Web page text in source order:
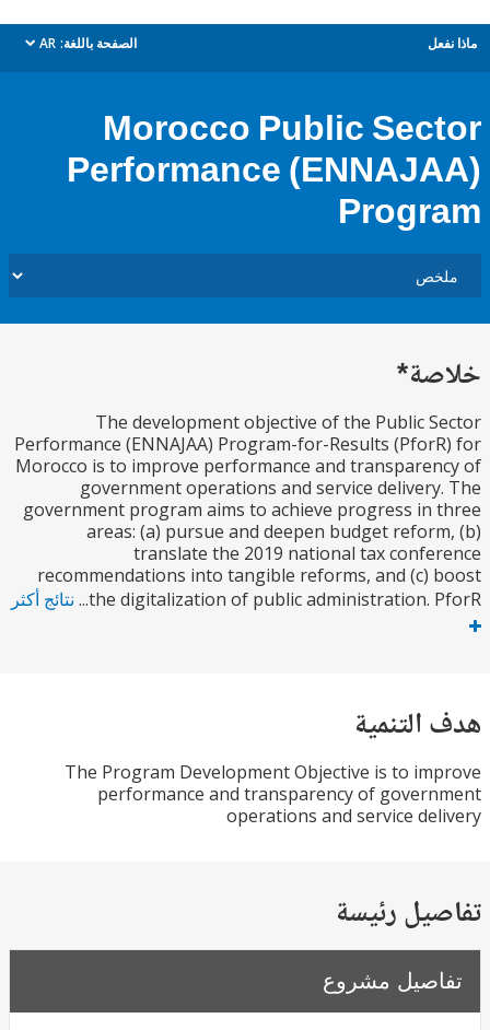
الصفحة باللغة: AR
dropdown
Morocco Public
Performance
The development objective of the Public
Performance (ENNAJAA) Program-for-Results
Morocco is to improve performance and
government operations and service
government program aims to achieve progress
areas: (a) pursue and deepen budget
translate the 2019 national tax
recommendations into tangible reforms, and (c)
the digitalization of public administration. نتائج أكثر
The Program Development Objective is to
performance and transparency of
operations and service
رئيسة
مشروع